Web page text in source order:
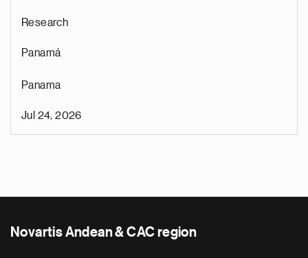
Research
Panamá
Panama
Jul 24, 2026
Novartis Andean & CAC region